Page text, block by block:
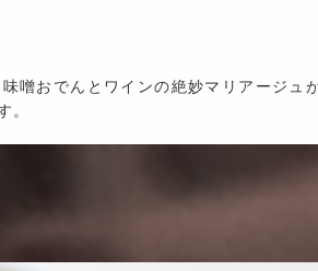
おでんとワインの絶妙マリアージュ
。